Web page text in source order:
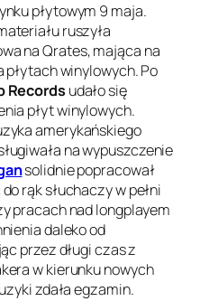
płytowym 9 maja.
ruszyła
na Qrates, mająca na
winylowych. Po
Records udało się
płyt winylowych.
amerykańskiego
na wypuszczenie
solidnie popracował
rąk słuchaczy w pełni
pracach nad longplayem
daleko od
przez długi czas z
w kierunku nowych
zdała egzamin.